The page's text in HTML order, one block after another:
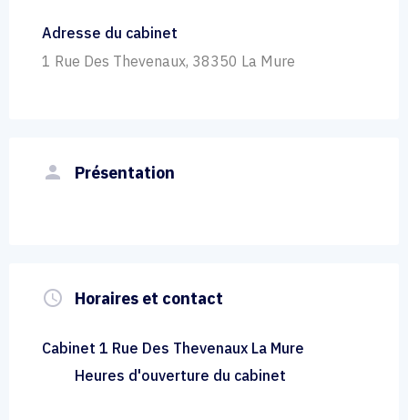
Adresse du cabinet
1 Rue Des Thevenaux, 38350 La Mure
person Présentation
query_builder Horaires et contact
Cabinet 1 Rue Des Thevenaux La Mure
Heures d'ouverture du cabinet